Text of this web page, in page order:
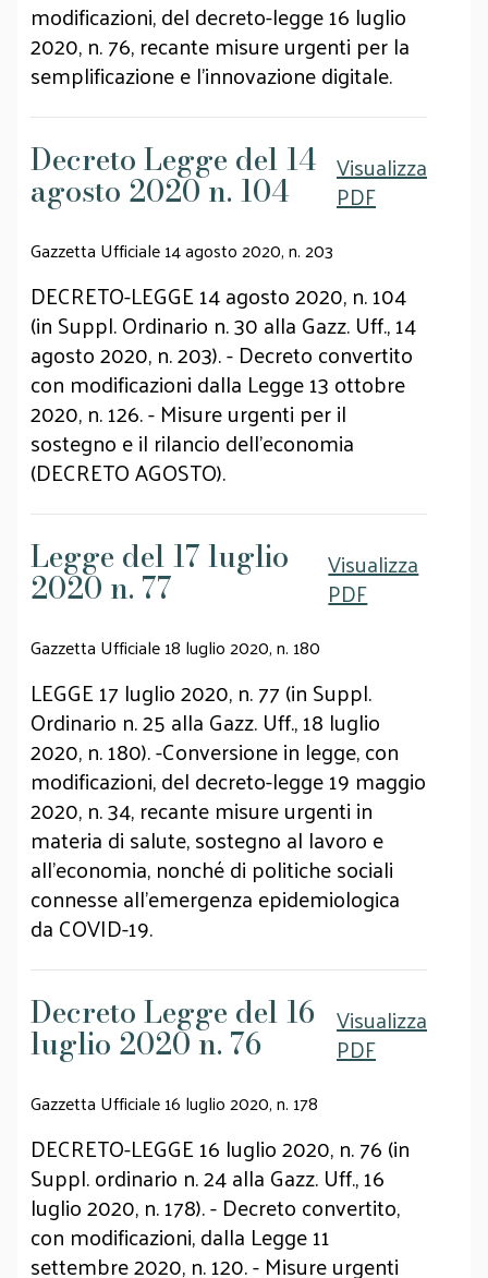
modificazioni, del decreto-legge 16 luglio
2020, n. 76, recante misure urgenti per la
semplificazione e l'innovazione digitale.
Decreto Legge del 14
agosto 2020 n. 104
Visualizza
PDF
Gazzetta Ufficiale 14 agosto 2020, n. 203
DECRETO-LEGGE 14 agosto 2020, n. 104
(in Suppl. Ordinario n. 30 alla Gazz. Uff., 14
agosto 2020, n. 203). - Decreto convertito
con modificazioni dalla Legge 13 ottobre
2020, n. 126. - Misure urgenti per il
sostegno e il rilancio dell'economia
(DECRETO AGOSTO).
Legge del 17 luglio
2020 n. 77
Visualizza
PDF
Gazzetta Ufficiale 18 luglio 2020, n. 180
LEGGE 17 luglio 2020, n. 77 (in Suppl.
Ordinario n. 25 alla Gazz. Uff., 18 luglio
2020, n. 180). -Conversione in legge, con
modificazioni, del decreto-legge 19 maggio
2020, n. 34, recante misure urgenti in
materia di salute, sostegno al lavoro e
all'economia, nonché di politiche sociali
connesse all'emergenza epidemiologica
da COVID-19.
Decreto Legge del 16
luglio 2020 n. 76
Visualizza
PDF
Gazzetta Ufficiale 16 luglio 2020, n. 178
DECRETO-LEGGE 16 luglio 2020, n. 76 (in
Suppl. ordinario n. 24 alla Gazz. Uff., 16
luglio 2020, n. 178). - Decreto convertito,
con modificazioni, dalla Legge 11
settembre 2020, n. 120. - Misure urgenti